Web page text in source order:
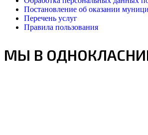
Постановление об оказании
Перечень услуг
Правила пользования
МЫ В